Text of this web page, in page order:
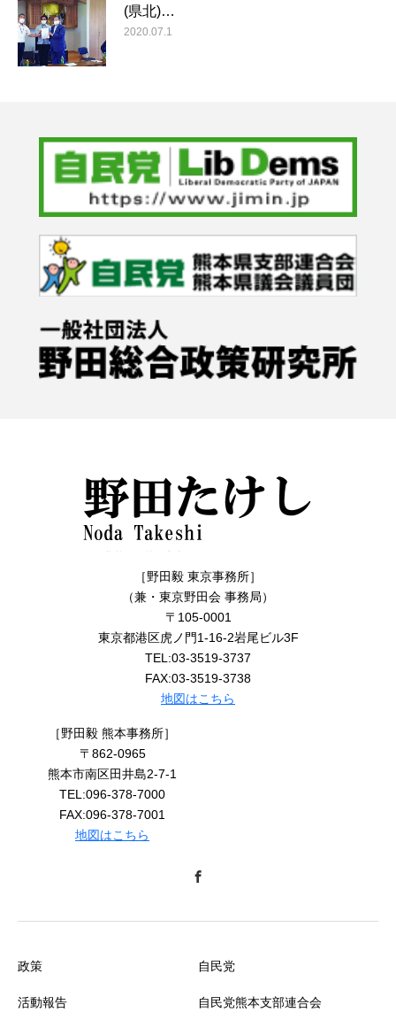
(県北)…
2020.07.1
［野田毅 東京事務所］
（兼・東京野田会 事務局）
〒105-0001
東京都港区虎ノ門1-16-2岩尾ビル3F
TEL:03-3519-3737
FAX:03-3519-3738
地図はこちら
［野田毅 熊本事務所］
〒862-0965
熊本市南区田井島2-7-1
TEL:096-378-7000
FAX:096-378-7001
地図はこちら
政策
活動報告
自民党
自民党熊本支部連合会